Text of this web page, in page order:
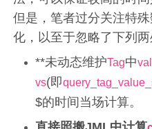
但是，笔者过分关注特
化，以至于忽略了下列
**未动态维护Tag中
vs(即
$的时间当场计算。